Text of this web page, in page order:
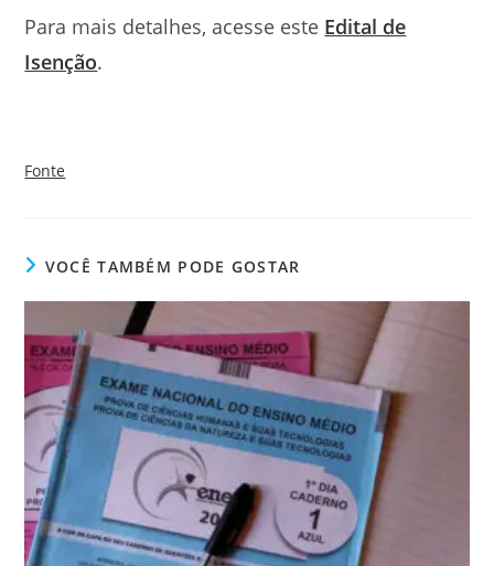
Para mais detalhes, acesse este Edital de
Isenção.
Fonte
VOCÊ TAMBÉM PODE GOSTAR